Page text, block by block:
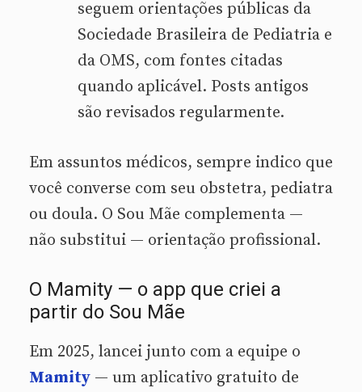
seguem orientações públicas da
Sociedade Brasileira de Pediatria e
da OMS, com fontes citadas
quando aplicável. Posts antigos
são revisados regularmente.
Em assuntos médicos, sempre indico que
você converse com seu obstetra, pediatra
ou doula. O Sou Mãe complementa —
não substitui — orientação profissional.
O Mamity — o app que criei a
partir do Sou Mãe
Em 2025, lancei junto com a equipe o
Mamity — um aplicativo gratuito de